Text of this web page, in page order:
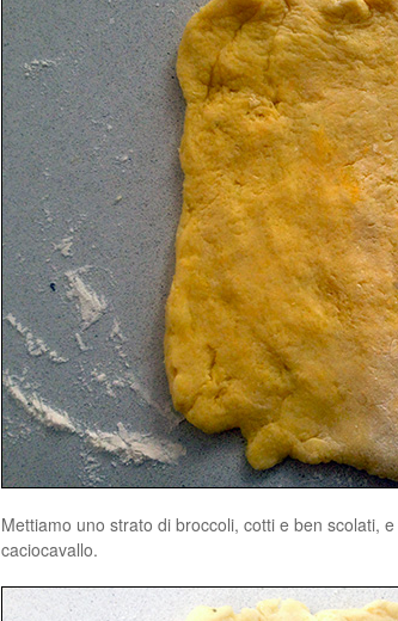
Mettiamo uno strato di broccoli, cotti e ben scolati,
caciocavallo.